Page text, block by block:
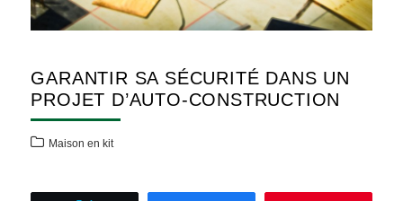
GARANTIR SA SÉCURITÉ DANS UN
PROJET D’AUTO-CONSTRUCTION
Maison en kit